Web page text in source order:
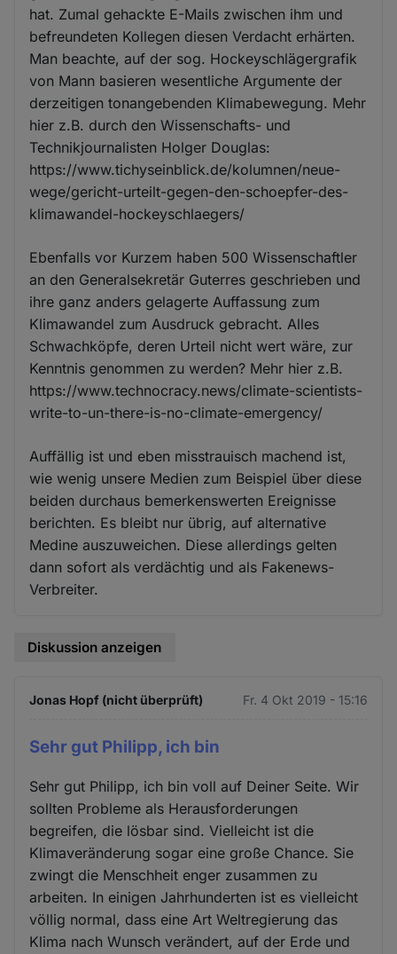
hat. Zumal gehackte E-Mails zwischen ihm und
befreundeten Kollegen diesen Verdacht erhärten.
Man beachte, auf der sog. Hockeyschlägergrafik
von Mann basieren wesentliche Argumente der
derzeitigen tonangebenden Klimabewegung. Mehr
hier z.B. durch den Wissenschafts- und
Technikjournalisten Holger Douglas:
https://www.tichyseinblick.de/kolumnen/neue-
wege/gericht-urteilt-gegen-den-schoepfer-des-
klimawandel-hockeyschlaegers/
Ebenfalls vor Kurzem haben 500 Wissenschaftler
an den Generalsekretär Guterres geschrieben und
ihre ganz anders gelagerte Auffassung zum
Klimawandel zum Ausdruck gebracht. Alles
Schwachköpfe, deren Urteil nicht wert wäre, zur
Kenntnis genommen zu werden? Mehr hier z.B.
https://www.technocracy.news/climate-scientists-
write-to-un-there-is-no-climate-emergency/
Auffällig ist und eben misstrauisch machend ist,
wie wenig unsere Medien zum Beispiel über diese
beiden durchaus bemerkenswerten Ereignisse
berichten. Es bleibt nur übrig, auf alternative
Medine auszuweichen. Diese allerdings gelten
dann sofort als verdächtig und als Fakenews-
Verbreiter.
Diskussion anzeigen
Jonas Hopf (nicht überprüft) Fr. 4 Okt 2019 - 15:16
Sehr gut Philipp, ich bin
Sehr gut Philipp, ich bin voll auf Deiner Seite. Wir
sollten Probleme als Herausforderungen
begreifen, die lösbar sind. Vielleicht ist die
Klimaveränderung sogar eine große Chance. Sie
zwingt die Menschheit enger zusammen zu
arbeiten. In einigen Jahrhunderten ist es vielleicht
völlig normal, dass eine Art Weltregierung das
Klima nach Wunsch verändert, auf der Erde und